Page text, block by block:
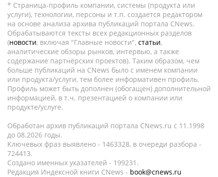
* Страница-профиль компании, системы (продукта или
услуги), технологии, персоны и т.п. создается редактором
на основе анализа архива публикаций портала CNews.
Обрабатываются тексты всех редакционных разделов
(новости, включая "Главные новости", статьи,
аналитические обзоры рынков, интервью, а также
содержание партнёрских проектов). Таким образом, чем
больше публикаций на CNews было с именем компании
или продукта/услуги, тем более информативен профиль.
Профиль может быть дополнен (обогащен) дополнительной
информацией, в т.ч. презентацией о компании или
продукте/услуге.
Обработан архив публикаций портала CNews.ru c 11.1998
до 08.2026 годы.
Ключевых фраз выявлено - 1463328, в очереди разбора -
724413.
Создано именных указателей - 199231.
Редакция Индексной книги CNews - book@cnews.ru